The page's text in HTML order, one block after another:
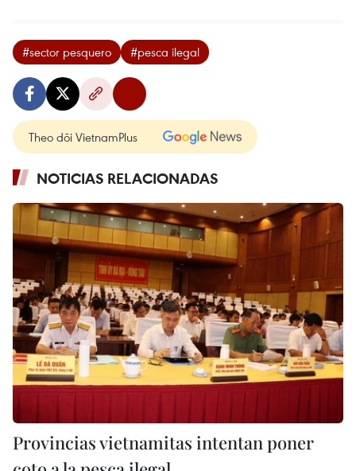
#sector pesquero #pesca ilegal
Theo dõi VietnamPlus
NOTICIAS RELACIONADAS
Provincias vietnamitas intentan poner